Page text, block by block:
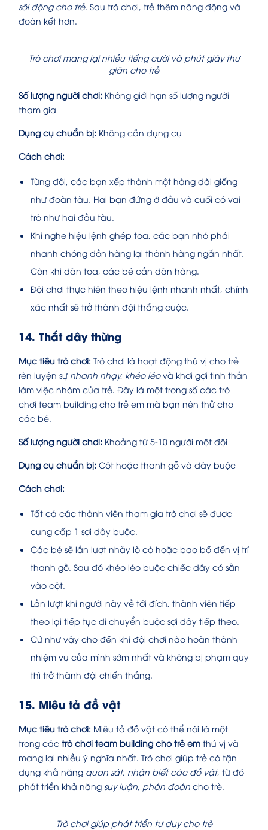
sôi động cho trẻ. Sau trò chơi, trẻ thêm năng động và
đoàn kết hơn.
Trò chơi mang lại nhiều tiếng cười và phút giây thư
giãn cho trẻ
Số lượng người chơi: Không giới hạn số lượng người
tham gia
Dụng cụ chuẩn bị: Không cần dụng cụ
Cách chơi:
Từng đôi, các bạn xếp thành một hàng dài giống
như đoàn tàu. Hai bạn đứng ở đầu và cuối có vai
trò như hai đầu tàu.
Khi nghe hiệu lệnh ghép toa, các bạn nhỏ phải
nhanh chóng dồn hàng lại thành hàng ngắn nhất.
Còn khi dãn toa, các bé cần dãn hàng.
Đội chơi thực hiện theo hiệu lệnh nhanh nhất, chính
xác nhất sẽ trở thành đội thắng cuộc.
14. Thắt dây thừng
Mục tiêu trò chơi: Trò chơi là hoạt động thú vị cho trẻ
rèn luyện sự nhanh nhạy, khéo léovà khơi gợi tinh thần
làm việc nhóm của trẻ. Đây là một trong số các trò
chơi team building cho trẻ em mà bạn nên thử cho
các bé.
Số lượng người chơi: Khoảng từ 5-10 người một đội
Dụng cụ chuẩn bị: Cột hoặc thanh gỗ và dây buộc
Cách chơi:
Tất cả các thành viên tham gia trò chơi sẽ được
cung cấp 1 sợi dây buộc.
Các bé sẽ lần lượt nhảy lò cò hoặc bao bố đến vị trí
thanh gỗ. Sau đó khéo léo buộc chiếc dây có sẵn
vào cột.
Lần lượt khi người này về tới đích, thành viên tiếp
theo lại tiếp tục di chuyển buộc sợi dây tiếp theo.
Cứ như vậy cho đến khi đội chơi nào hoàn thành
nhiệm vụ của mình sớm nhất và không bị phạm quy
thì trở thành đội chiến thắng.
15. Miêu tả đồ vật
Mục tiêu trò chơi: Miêu tả đồ vật có thể nói là một
trong các trò chơi team building cho trẻ em thú vị và
mang lại nhiều ý nghĩa nhất. Trò chơi giúp trẻ có tận
dụng khả năng quan sát, nhận biết các đồ vật, từ đó
phát triển khả năng suy luận, phán đoán cho trẻ.
Trò chơi giúp phát triển tư duy cho trẻ